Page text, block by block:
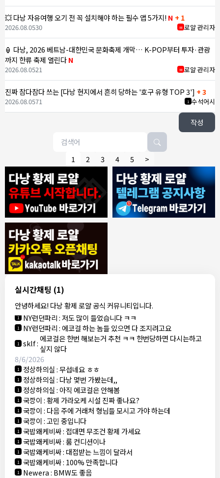
실시간채팅 (1)
안녕하세요! 다낭 황제 로얄 공식 커뮤니티입니다.
8/4/2026
1 모기한테물림:여기도 문의해보면 바로 알려줌
1 모기한테물림:정찰가보다 쌀수 없음
1 결혼안해:ㄹㅇ 팩트 ㅋㅋㅋㅋ
1 결혼안해:ㄹㅇ 팩트 ㅋㅋㅋㅋ
8/5/2026
NY런던파리 :다낭 에코걸 여기서 예약 가능한가요?
1 3군:에코걸 좀 조심 하는게 좋음
1 NY런던파리:저도 많이 들었습니다 ㅋㅋ
1 NY런던파리: 에코걸 하는 놈들 있으면 다 조지려고요
1 sklf: 에코걸은 한번 해보는거 추천 ㅋㅋ 한번당하면 다시는하고
싶지 않다
8/6/2026
1 정상하의실:무섭네요 ㅎㅎ
1 정상하의실: 다낭 몇번 가봤는데,,
1 정상하의실: 아직 에코걸은 안해봄
1 국깡이:황제 가라오케 시설 진짜 좋나요?
1 국깡이: 다음 주에 거래처 형님들 모시고 가야 하는데
1 국깡이:고민 중입니다
1 국밥왜케비싸: 접대면 무조건 황제 가세요
1 국밥왜케비싸:룸 컨디션이나
1 국밥왜케비싸: 대접받는 느낌이 달라서
1 국밥왜케비싸: 100% 만족합니다
1 Newera: BMW도 좋음
💥 다낭 자유여행 오기 전 꼭 설치해야 하는 필수 앱 5가지! N + 1
M 로얄 관리자
2026.08.0530
🏮 다낭, 2026 베트남-대한민국 문화축제 개막… K-POP부터 투자·관광
까지 한류 축제 열린다N
M 로얄 관리자
2026.08.0521
진짜 참다참다 쓰는 [다낭 현지에서 흔히 당하는 '호구 유형 TOP 3'] + 3
1 수석어시
2026.08.0571
작성
1 2 3 4 5 >